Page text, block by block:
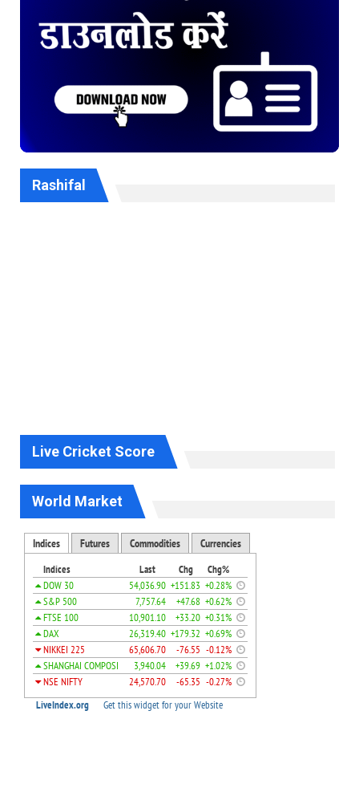
Rashifal
Live Cricket Score
World Market